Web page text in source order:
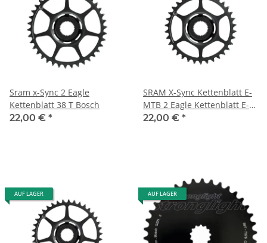
Sram x-Sync 2 Eagle
Kettenblatt 38 T Bosch
22,00 € *
SRAM X-Sync Kettenblatt E-
MTB 2 Eagle Kettenblatt E-
MTB 36T, Stahl, schwarz,
22,00 € *
AUF LAGER AUF LAGER